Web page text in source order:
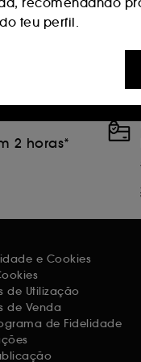
2 horas*
e Cookies
de Utilização
de Venda
de Fidelidade
teu perfil.
que visitou, no seu
nosso site e os